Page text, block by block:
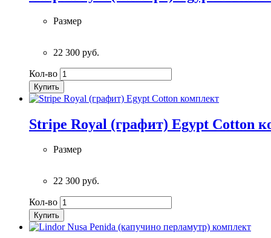
Размер
22 300 руб.
Кол-во
Купить
Stripe Royal (графит) Egypt Cotton
Размер
22 300 руб.
Кол-во
Купить